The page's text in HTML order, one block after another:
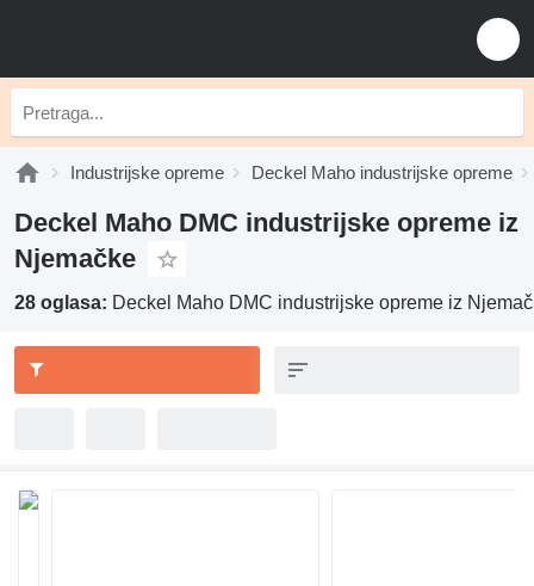
Industrijske opreme Deckel Maho industrijske opreme
Deckel Maho DMC industrijske opreme iz
Njemačke
28 oglasa: Deckel Maho DMC industrijske opreme iz